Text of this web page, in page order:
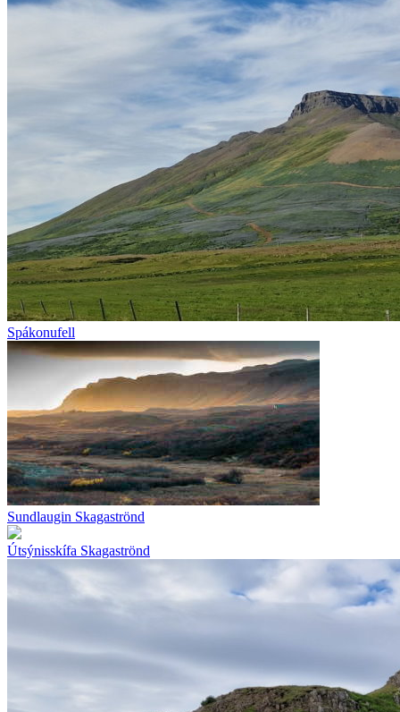
Spákonufell
Sundlaugin Skagaströnd
Útsýnisskífa Skagaströnd